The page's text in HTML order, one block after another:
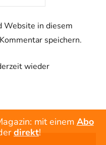
Website in diesem
speichern.
wieder
mit einem Abo
direkt!